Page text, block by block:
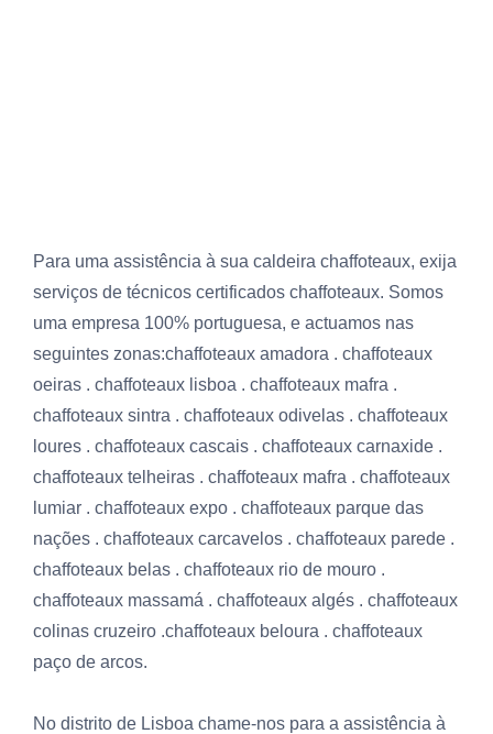
Para uma assistência à sua caldeira chaffoteaux, exija
serviços de técnicos certificados chaffoteaux. Somos
uma empresa 100% portuguesa, e actuamos nas
seguintes zonas:chaffoteaux amadora . chaffoteaux
oeiras . chaffoteaux lisboa . chaffoteaux mafra .
chaffoteaux sintra . chaffoteaux odivelas . chaffoteaux
loures . chaffoteaux cascais . chaffoteaux carnaxide .
chaffoteaux telheiras . chaffoteaux mafra . chaffoteaux
lumiar . chaffoteaux expo . chaffoteaux parque das
nações . chaffoteaux carcavelos . chaffoteaux parede .
chaffoteaux belas . chaffoteaux rio de mouro .
chaffoteaux massamá . chaffoteaux algés . chaffoteaux
colinas cruzeiro .chaffoteaux beloura . chaffoteaux
paço de arcos.
No distrito de Lisboa chame-nos para a assistência à